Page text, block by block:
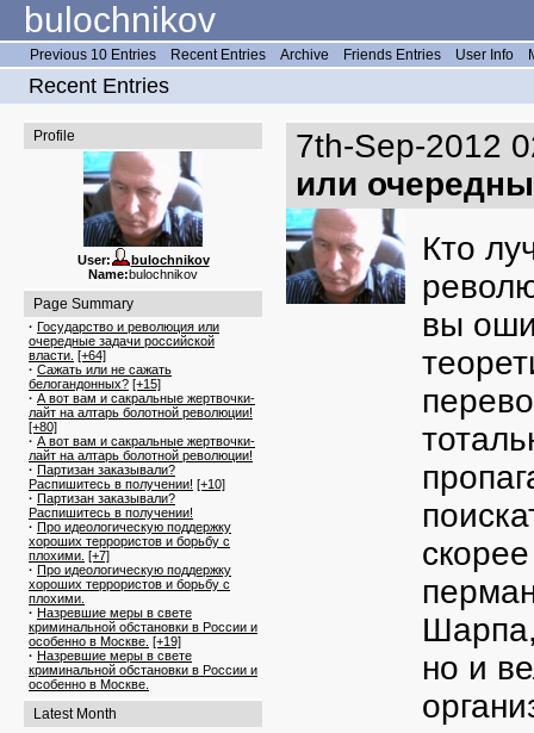
bulochnikov
Previous 10 Entries Recent Entries Archive Friends Entries User Info
Recent Entries
Profile
User:
bulochnikov
Name:bulochnikov
Page Summary
· Государство и революция или
очередные задачи российской
власти. [+64]
· Сажать или не сажать
белогандонных? [+15]
· А вот вам и сакральные жертвочки-
лайт на алтарь болотной революции!
[+80]
· А вот вам и сакральные жертвочки-
лайт на алтарь болотной революции!
· Партизан заказывали?
Распишитесь в получении! [+10]
· Партизан заказывали?
Распишитесь в получении!
· Про идеологическую поддержку
хороших террористов и борьбу с
плохими. [+7]
· Про идеологическую поддержку
хороших террористов и борьбу с
плохими.
· Назревшие меры в свете
криминальной обстановки в России и
особенно в Москве. [+19]
· Назревшие меры в свете
криминальной обстановки в России и
особенно в Москве.
Latest Month
7th-Sep-2012
или
Кто
вы
но и